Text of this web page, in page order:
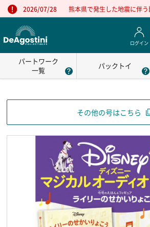
2026/07/28 熊本県で発生した地震に伴う
ログイン
パートワーク
一覧
パックトイ
その他の号はこちら